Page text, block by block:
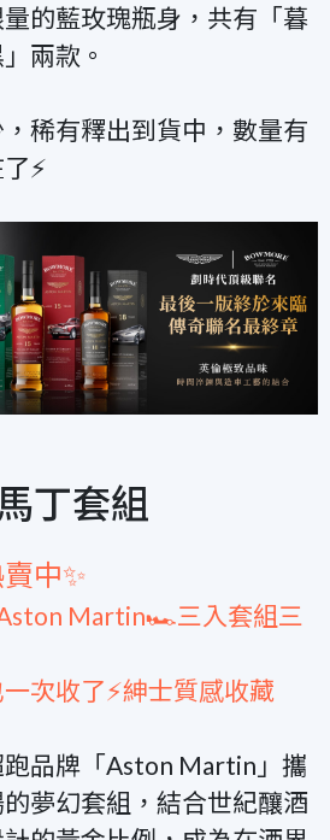
的藍玫瑰瓶身，共有「暮
兩款。
稀有釋出到貨中，數量有
⚡
丁套組
中✨
Martin🏎️三入套組三
次收了⚡紳士質感收藏
品牌「Aston Martin」攜
夢幻套組，結合世紀釀酒